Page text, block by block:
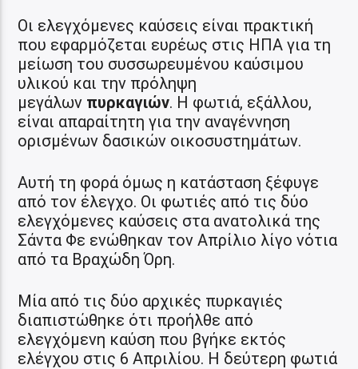
Οι ελεγχόμενες καύσεις είναι πρακτική
που εφαρμόζεται ευρέως στις ΗΠΑ για τη
μείωση του συσσωρευμένου καύσιμου
υλικού και την πρόληψη
μεγάλων πυρκαγιών. Η φωτιά, εξάλλου,
είναι απαραίτητη για την αναγέννηση
ορισμένων δασικών οικοσυστημάτων.
Αυτή τη φορά όμως η κατάσταση ξέφυγε
από τον έλεγχο. Οι φωτιές από τις δύο
ελεγχόμενες καύσεις στα ανατολικά της
Σάντα Φε ενώθηκαν τον Απρίλιο λίγο νότια
από τα Βραχώδη Όρη.
Μία από τις δύο αρχικές πυρκαγιές
διαπιστώθηκε ότι προήλθε από
ελεγχόμενη καύση που βγήκε εκτός
ελέγχου στις 6 Απριλίου. Η δεύτερη φωτιά